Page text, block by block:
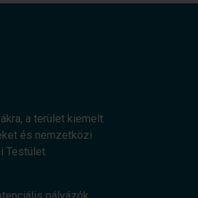
a terület kiemelt
és nemzetközi
Testület